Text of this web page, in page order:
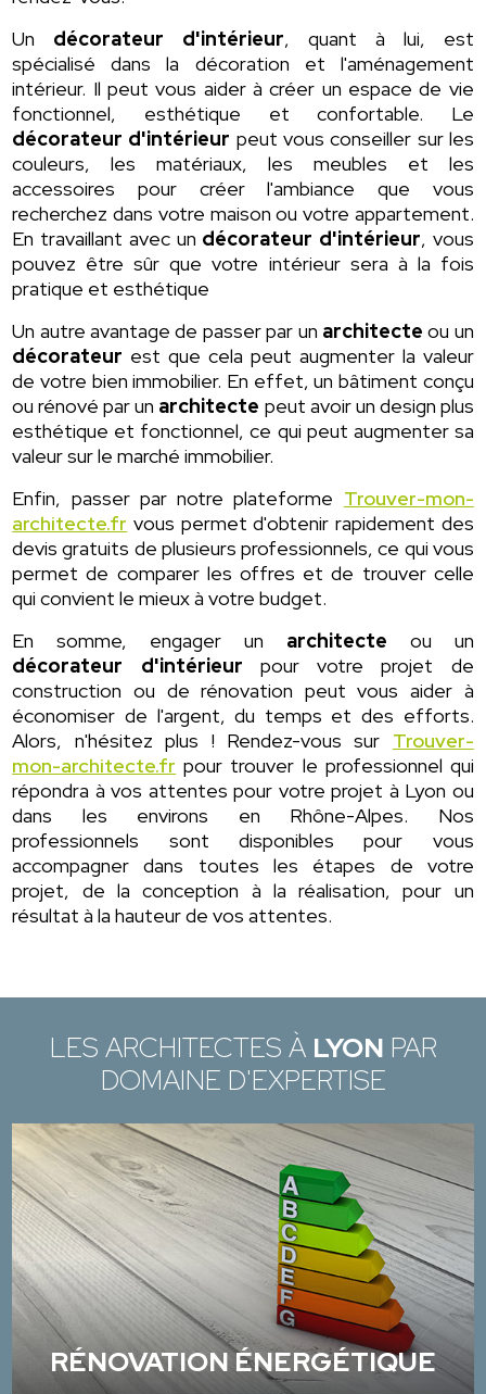
Un décorateur d'intérieur, quant à lui, est
spécialisé dans la décoration et l'aménagement
intérieur. Il peut vous aider à créer un espace de vie
fonctionnel, esthétique et confortable. Le
décorateur d'intérieur peut vous conseiller sur les
couleurs, les matériaux, les meubles et les
accessoires pour créer l'ambiance que vous
recherchez dans votre maison ou votre appartement.
En travaillant avec un décorateur d'intérieur, vous
pouvez être sûr que votre intérieur sera à la fois
pratique et esthétique
Un autre avantage de passer par un architecte ou un
décorateur est que cela peut augmenter la valeur
de votre bien immobilier. En effet, un bâtiment conçu
ou rénové par un architecte peut avoir un design plus
esthétique et fonctionnel, ce qui peut augmenter sa
valeur sur le marché immobilier.
Enfin, passer par notre plateforme Trouver-mon-
architecte.fr vous permet d'obtenir rapidement des
devis gratuits de plusieurs professionnels, ce qui vous
permet de comparer les offres et de trouver celle
qui convient le mieux à votre budget.
En somme, engager un architecte ou un
décorateur d'intérieur pour votre projet de
construction ou de rénovation peut vous aider à
économiser de l'argent, du temps et des efforts.
Alors, n'hésitez plus ! Rendez-vous sur Trouver-
mon-architecte.fr pour trouver le professionnel qui
répondra à vos attentes pour votre projet à Lyon ou
dans les environs en Rhône-Alpes. Nos
professionnels sont disponibles pour vous
accompagner dans toutes les étapes de votre
projet, de la conception à la réalisation, pour un
résultat à la hauteur de vos attentes.
LES ARCHITECTES À LYON PAR
DOMAINE D'EXPERTISE
RÉNOVATION ÉNERGÉTIQUE